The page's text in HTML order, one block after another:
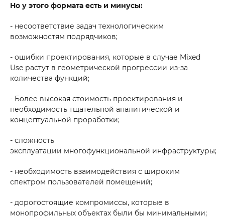
Но у этого формата есть и минусы:
- несоответствие задач технологическим
возможностям подрядчиков;
- ошибки проектирования, которые в случае Mixed
Use растут в геометрической прогрессии из-за
количества функций;
- Более высокая стоимость проектирования и
необходимость тщательной аналитической и
концептуальной проработки;
- сложность
эксплуатации многофункциональной инфраструктуры;
- необходимость взаимодействия с широким
спектром пользователей помещений;
- дорогостоящие компромиссы, которые в
монопрофильных объектах были бы минимальными;